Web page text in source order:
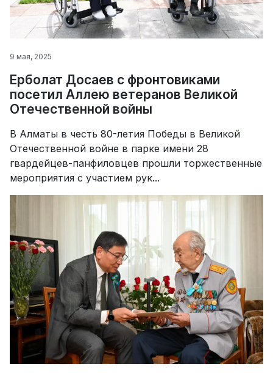
9 мая, 2025
Ерболат Досаев с фронтовиками
посетил Аллею ветеранов Великой
Отечественной войны
В Алматы в честь 80-летия Победы в Великой
Отечественной войне в парке имени 28
гвардейцев-панфиловцев прошли торжественные
мероприятия с участием рук...